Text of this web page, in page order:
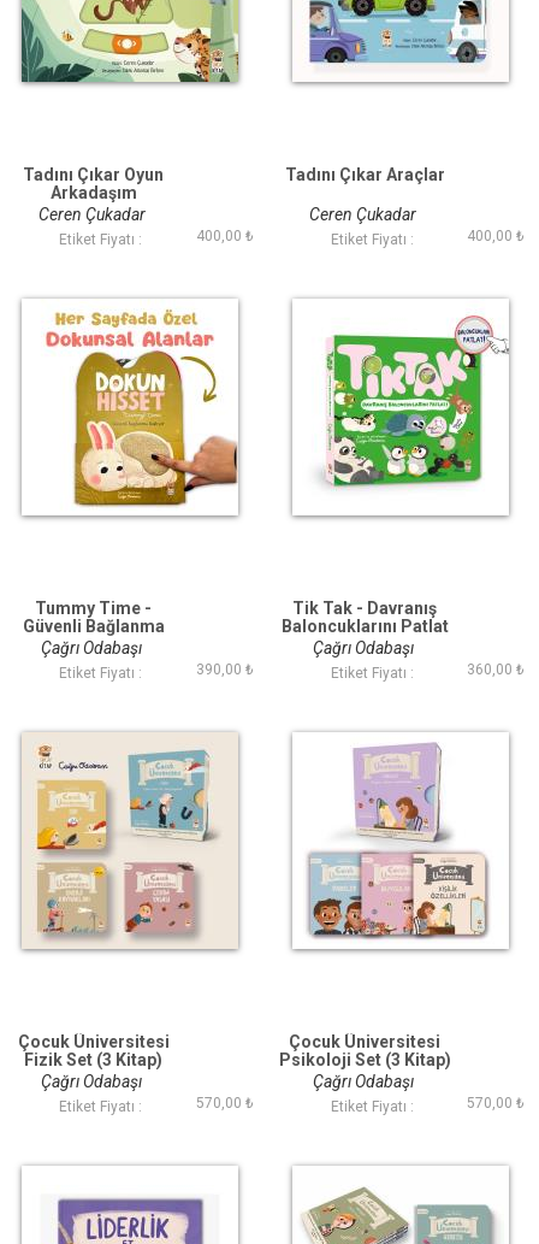
Tadını Çıkar Oyun
Arkadaşım
Ceren Çukadar
Etiket Fiyatı : 400,00 ₺
Tadını Çıkar Araçlar
Ceren Çukadar
Etiket Fiyatı : 400,00 ₺
Tummy Time -
Güvenli Bağlanma
Başlıyor
Çağrı Odabaşı
Etiket Fiyatı : 390,00 ₺
Tik Tak - Davranış
Baloncuklarını Patlat
Çağrı Odabaşı
Etiket Fiyatı : 360,00 ₺
Çocuk Üniversitesi
Fizik Set (3 Kitap)
Çağrı Odabaşı
Etiket Fiyatı : 570,00 ₺
Çocuk Üniversitesi
Psikoloji Set (3 Kitap)
Çağrı Odabaşı
Etiket Fiyatı : 570,00 ₺